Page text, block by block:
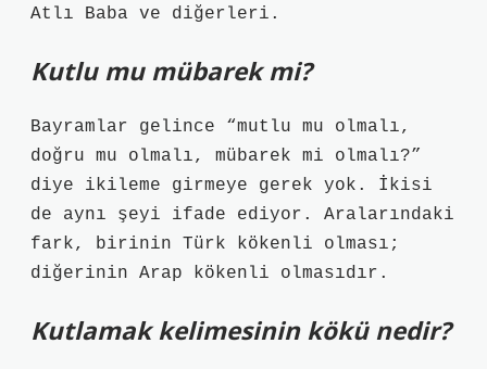
Atlı Baba ve diğerleri.
Kutlu mu mübarek mi?
Bayramlar gelince “mutlu mu olmalı,
doğru mu olmalı, mübarek mi olmalı?”
diye ikileme girmeye gerek yok. İkisi
de aynı şeyi ifade ediyor. Aralarındaki
fark, birinin Türk kökenli olması;
diğerinin Arap kökenli olmasıdır.
Kutlamak kelimesinin kökü nedir?